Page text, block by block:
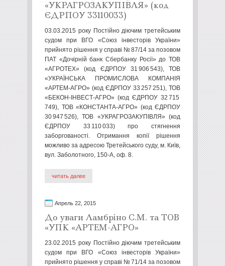
«УКРАГРОЗАКУПІВЛЯ» (код
ЄДРПОУ 33110033)
03.03.2015 року Постійно діючим третейським
судом при ВГО «Союз інвесторів України»
прийнято рішення у справі № 87/14 за позовом
ПАТ «Дочірній банк Сбербанку Росії» до ТОВ
«АГРОТЕХ» (код ЄДРПОУ 31 906 543), ТОВ
«УКРАЇНСЬКА ПРОМИСЛОВА КОМПАНІЯ
«АРТЕМ-АГРО» (код ЄДРПОУ 33 257 251), ТОВ
«БЕКОН-ІНВЕСТ-АГРО» (код ЄДРПОУ 32 715
749), ТОВ «КОНСТАНТА-АГРО» (код ЄДРПОУ
30 947 526), ТОВ «УКРАГРОЗАКУПІВЛЯ» (код
ЄДРПОУ 33 110 033) про стягнення
заборгованості. Отримання копії рішення
можливо за адресою Третейського суду, м. Київ,
вул. Заболотного, 150-А, оф. 8.
читать далее
Апрель 22, 2015
До уваги Ламбріно С.М. та ТОВ
«УПК «АРТЕМ-АГРО»
23.02.2015 року Постійно діючим третейським
судом при ВГО «Союз інвесторів України»
прийнято рішення у справі № 71/14 за позовом